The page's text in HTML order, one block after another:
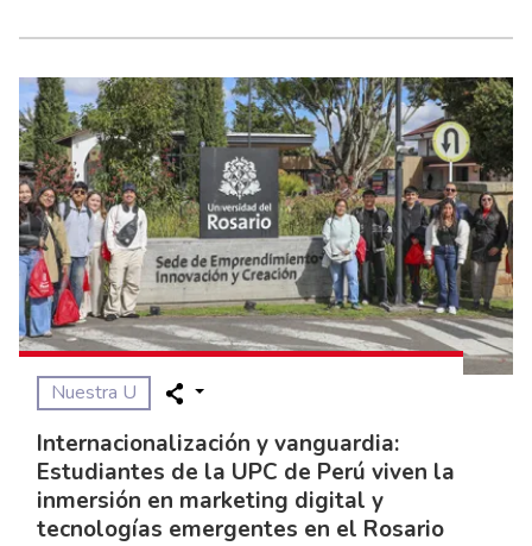
Nuestra U
Internacionalización y vanguardia:
Estudiantes de la UPC de Perú viven la
inmersión en marketing digital y
tecnologías emergentes en el Rosario